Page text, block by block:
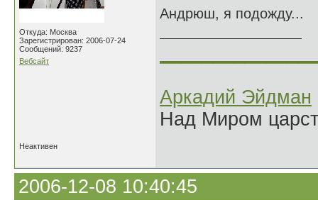
Откуда: Москва
Зарегистрирован: 2006-07-24
Сообщений: 9237
Вебсайт
Андрюш, я подожду...
Аркадий Эйдман
Над Миром
Неактивен
2006-12-08 10:40:45